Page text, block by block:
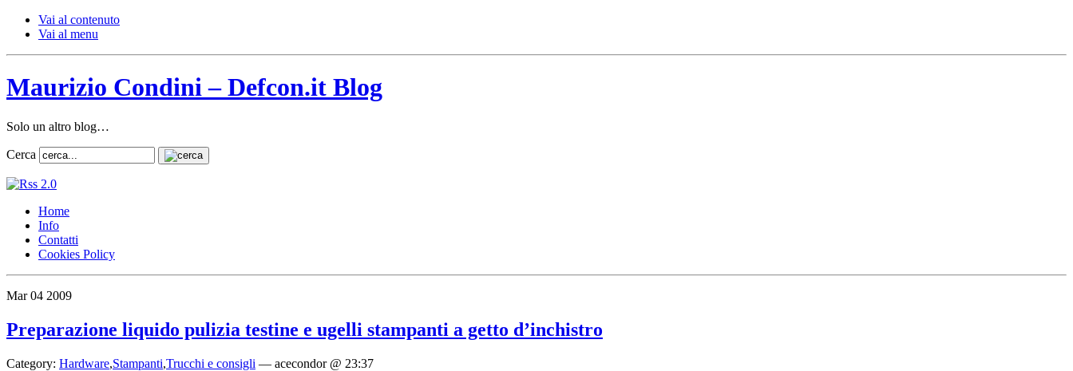
Vai al contenuto
Vai al menu
Maurizio Condini – Defcon.it Blog
Solo un altro blog…
Cerca
Home
Info
Contatti
Cookies Policy
Mar 04 2009
Preparazione liquido pulizia testine e ugelli stampanti a getto d’inchistro
Category: Hardware,Stampanti,Trucchi e consigli — acecondor @ 23:37